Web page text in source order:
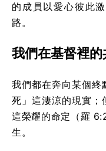
的成員以愛心彼此
路。
我們在基督裡
我們都在奔向某個終
死」這淒涼的現實；
這榮耀的命定（羅
生。